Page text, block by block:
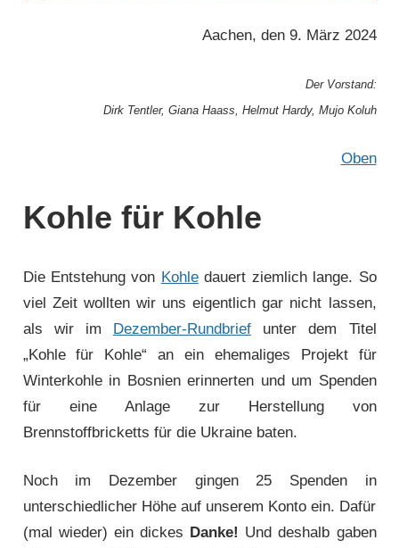
Aachen, den 9. März 2024
Der Vorstand:
Dirk Tentler, Giana Haass, Helmut Hardy, Mujo Koluh
Oben
Kohle für Kohle
Die Entstehung von Kohledauert ziemlich lange. So
viel Zeit wollten wir uns eigentlich gar nicht lassen,
als wir im Dezember-Rundbrief unter dem Titel
„Kohle für Kohle“ an ein ehemaliges Projekt für
Winterkohle in Bosnien erinnerten und um Spenden
für eine Anlage zur Herstellung von
Brennstoffbricketts für die Ukraine baten.
Noch im Dezember gingen 25 Spenden in
unterschiedlicher Höhe auf unserem Konto ein. Dafür
(mal wieder) ein dickes Danke! Und deshalb gaben